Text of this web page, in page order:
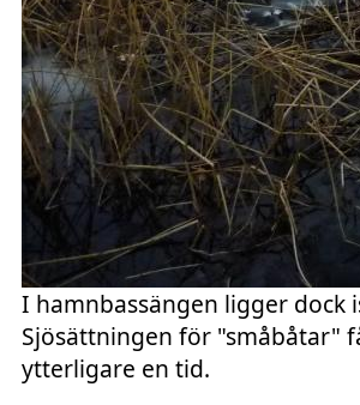
I hamnbassängen ligger dock
Sjösättningen för "småbåtar"
ytterligare en tid.